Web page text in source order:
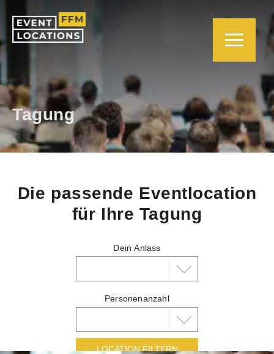
Tagung
Die passende Eventlocation
für Ihre Tagung
Dein Anlass
Personenanzahl